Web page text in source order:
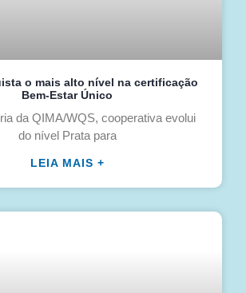
o mais alto nível na certificação
Bem-Estar Único
da QIMA/WQS, cooperativa evolui
do nível Prata para
LEIA MAIS +